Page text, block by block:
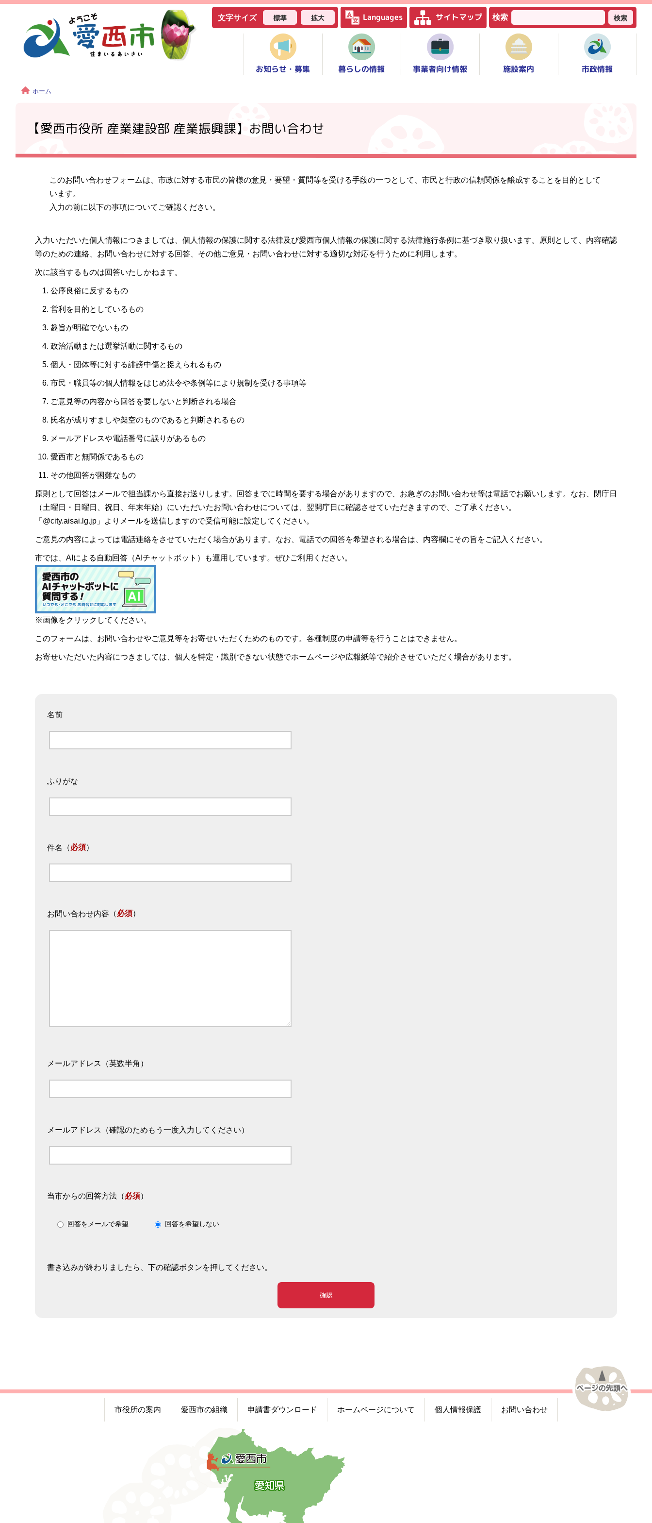
文字サイズ 標準 拡大 Languages サイトマップ 検索 検索
お知らせ・募集 暮らしの情報 事業者向け情報 施設案内 市政情報
ホーム
【愛西市役所 産業建設部 産業振興課】お問い合わせ
このお問い合わせフォームは、市政に対する市民の皆様の意見・要望・質問等を受ける手段の一つとして、市民と行政の信頼関係を醸成することを目的として
います。
入力の前に以下の事項についてご確認ください。
入力いただいた個人情報につきましては、個人情報の保護に関する法律及び愛西市個人情報の保護に関する法律施行条例に基づき取り扱います。原則として、内容確認
等のための連絡、お問い合わせに対する回答、その他ご意見・お問い合わせに対する適切な対応を行うために利用します。
次に該当するものは回答いたしかねます。
公序良俗に反するもの
営利を目的としているもの
趣旨が明確でないもの
政治活動または選挙活動に関するもの
個人・団体等に対する誹謗中傷と捉えられるもの
市民・職員等の個人情報をはじめ法令や条例等により規制を受ける事項等
ご意見等の内容から回答を要しないと判断される場合
氏名が成りすましや架空のものであると判断されるもの
メールアドレスや電話番号に誤りがあるもの
愛西市と無関係であるもの
その他回答が困難なもの
原則として回答はメールで担当課から直接お送りします。回答までに時間を要する場合がありますので、お急ぎのお問い合わせ等は電話でお願いします。なお、閉庁日
（土曜日・日曜日、祝日、年末年始）にいただいたお問い合わせについては、翌開庁日に確認させていただきますので、ご了承ください。
「@city.aisai.lg.jp」よりメールを送信しますので受信可能に設定してください。
ご意見の内容によっては電話連絡をさせていただく場合があります。なお、電話での回答を希望される場合は、内容欄にその旨をご記入ください。
市では、AIによる自動回答（AIチャットボット）も運用しています。ぜひご利用ください。
※画像をクリックしてください。
このフォームは、お問い合わせやご意見等をお寄せいただくためのものです。各種制度の申請等を行うことはできません。
お寄せいただいた内容につきましては、個人を特定・識別できない状態でホームページや広報紙等で紹介させていただく場合があります。
名前
ふりがな
件名 （必須）
お問い合わせ内容 （必須）
メールアドレス（英数半角）
メールアドレス（確認のためもう一度入力してください）
当市からの回答方法 （必須）
回答をメールで希望 回答を希望しない
書き込みが終わりましたら、下の確認ボタンを押してください。
確認
市役所の案内 愛西市の組織 申請書ダウンロード ホームページについて 個人情報保護 お問い合わせ